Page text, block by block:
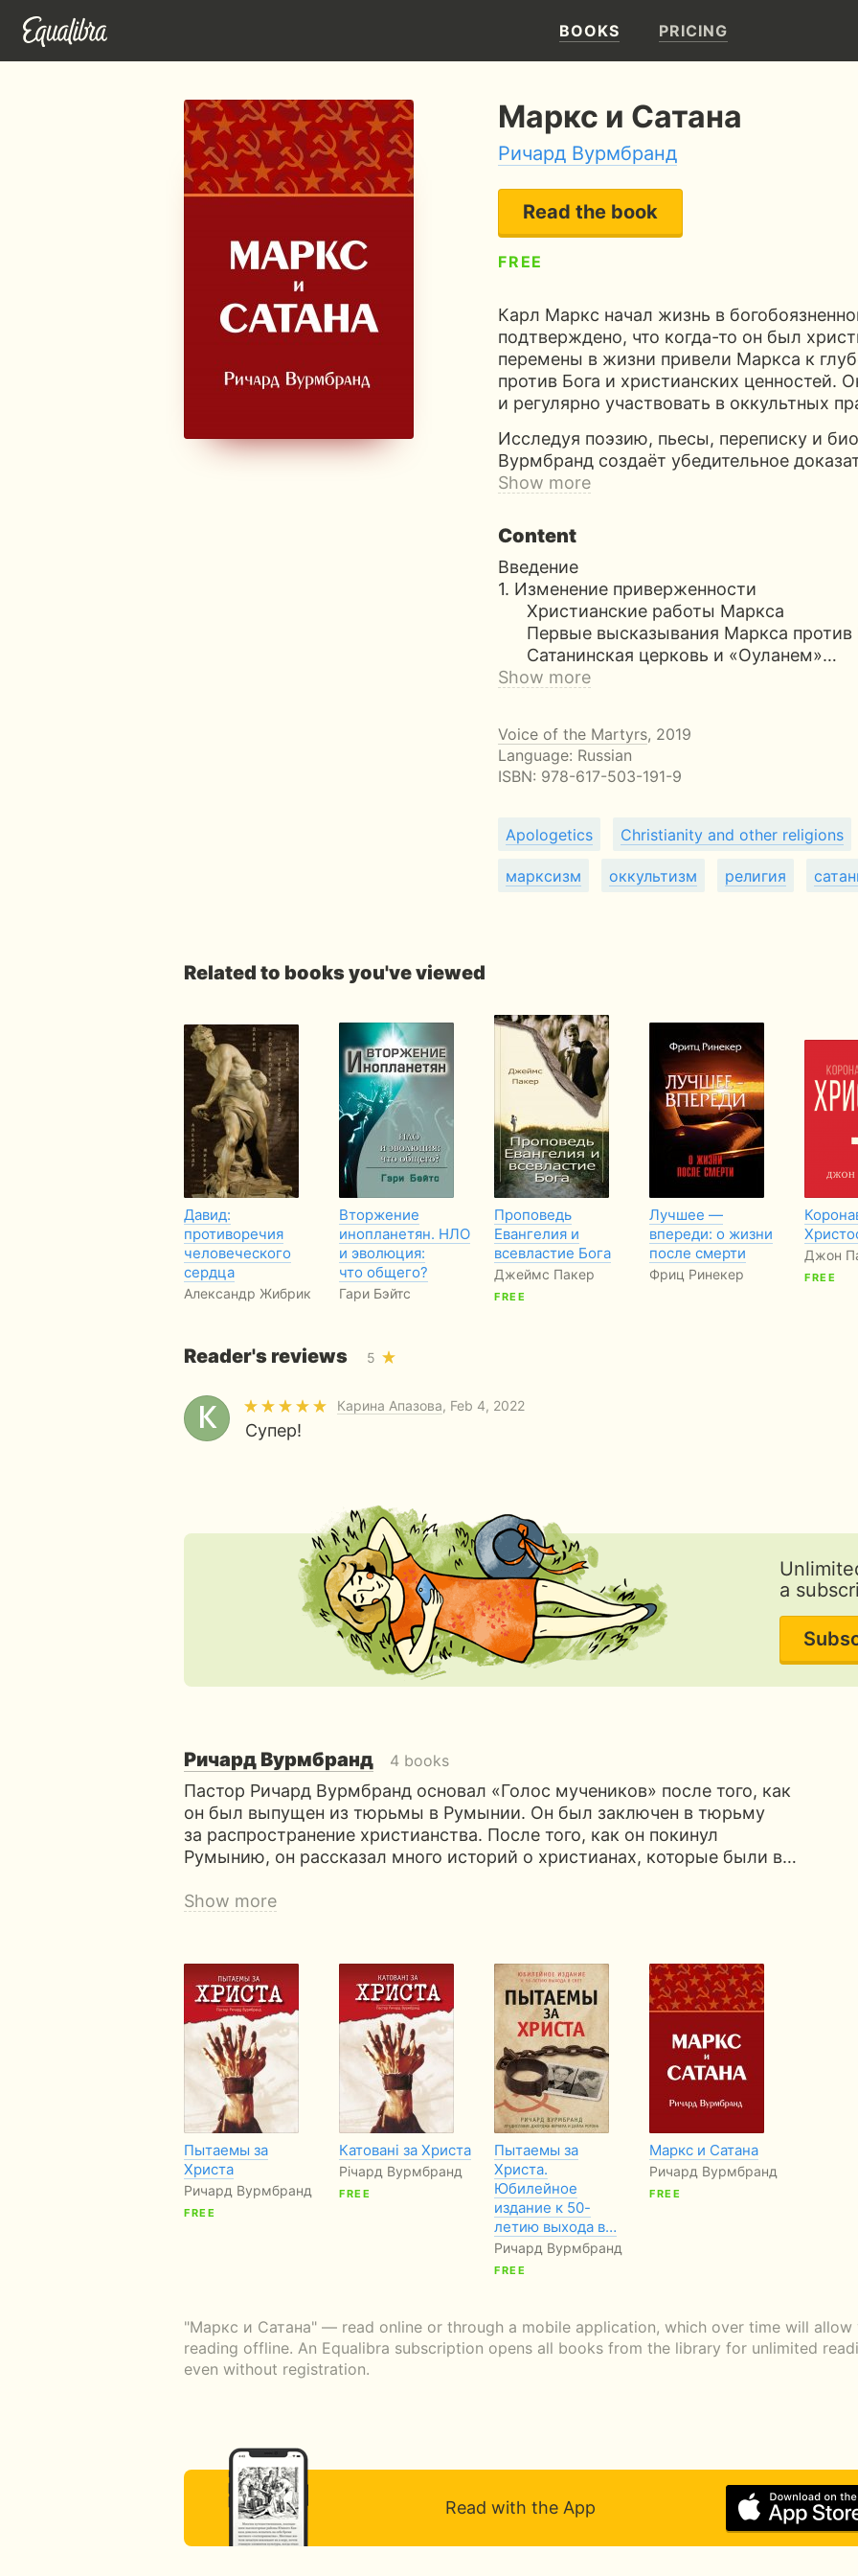
BOOKS PRICING
Маркс и Сатана
Ричард Вурмбранд
Read the book
FREE
Карл Маркс начал жизнь в
подтверждено, что когда-то он был
перемены в жизни привели Маркса к
против Бога и христианских ценностей.
и регулярно участвовать в оккультных
Исследуя поэзию, пьесы, переписку и
Вурмбранд создаёт убедительное
Show more
Content
Введение
1. Изменение приверженности
Христианские работы Маркса
Первые высказывания Маркса против
Сатанинская церковь и «Оуланем»…
Show more
Voice of the Martyrs, 2019
Language: Russian
ISBN: 978-617-503-191-9
Apologetics Christianity and other religions
марксизм оккультизм религия
Related to books you've viewed
Давид:
противоречия
человеческого
сердца
Александр Жибрик
Вторжение
инопланетян. НЛО
и эволюция:
что общего?
Гари Бэйтс
Проповедь
Евангелия и
всевластие Бога
Джеймс Пакер
FREE
Лучшее —
впереди: о жизни
после смерти
Фриц Ринекер
Джон
FREE
Reader's reviews 5
Карина Апазова, Feb 4, 2022
Супер!
a
Ричард Вурмбранд 4 books
Пастор Ричард Вурмбранд основал «Голос мучеников» после того, как
он был выпущен из тюрьмы в Румынии. Он был заключен в тюрьму
за распространение христианства. После того, как он покинул
Румынию, он рассказал много историй о христианах, которые были в…
Show more
Пытаемы за
Христа
Ричард Вурмбранд
FREE
Катовані за Христа
Річард Вурмбранд
FREE
Пытаемы за
Христа.
Юбилейное
издание к 50-
летию выхода в…
Ричард Вурмбранд
FREE
Маркс и Сатана
Ричард Вурмбранд
FREE
"Маркс и Сатана" — read online or through a mobile application, which over time will
reading offline. An Equalibra subscription opens all books from the library for unlimited
even without registration.
Read with the App